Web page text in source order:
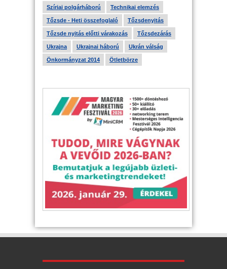
Szíriai polgárháború Technikai elemzés
Tőzsde - Heti összefoglaló Tőzsdenyitás
Tőzsde nyitás előtti várakozás Tőzsdezárás
Ukrajna Ukrajnai háború Ukrán válság
Önkormányzat 2014 Ötletbörze